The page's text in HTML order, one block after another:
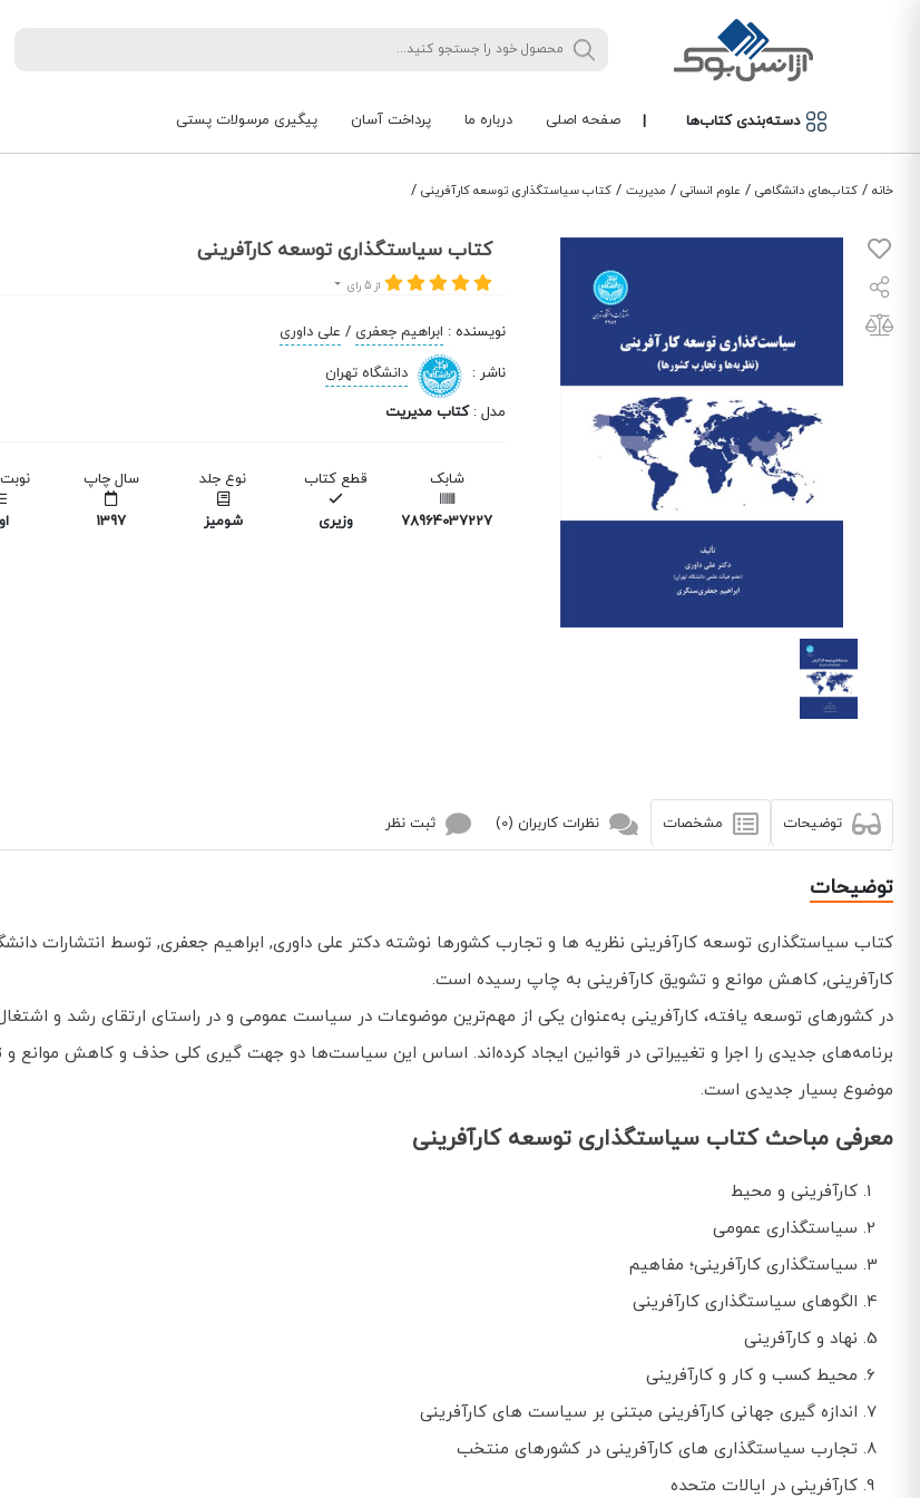
دسته‌بندی کتاب‌ها | صفحه اصلی درباره ما پرداخت آسان پیگیری مرسولات پستی
خانه / کتاب‌های دانشگاهی / علوم انسانی / مدیریت / کتاب سیاستگذاری توسعه کارآفرینی /
کتاب سیاستگذاری توسعه کارآفرینی
از 5 رای
نویسنده : ابراهیم جعفری / علی داوری
ناشر :
دانشگاه تهران
مدل :کتاب مدیریت
شابک
9789640372272
قطع کتاب
وزیری
نوع جلد
شومیز
سال چاپ
1397
توضیحات مشخصات نظرات کاربران (0) ثبت نظر
توضیحات
کتاب سیاستگذاری توسعه کارآفرینی نظریه ها و تجارب کشورها نوشته دکتر علی داوری, ابراهیم جعفری, توسط انتشارات
کارآفرینی, كاهش موانع و تشویق كارآفرینی به چاپ رسیده است.
در کشورهای توسعه یافته، کارآفرینی به‌عنوان یکی از مهم‌ترین موضوعات در سیاست عمومی و در راستای ارتقای رشد و
برنامه‌های جدیدی را اجرا و تغییراتی در قوانین ایجاد کرده‌اند. اساس این سیاست‌ها دو جهت گیری كلی حذف و كاهش
موضوع بسیار جدیدی است.
معرفی مباحث کتاب سیاستگذاری توسعه کارآفرینی
کارآفرینی و محیط
سیاستگذاری عمومی
سیاستگذاری کارآفرینی؛ مفاهیم
الگوهای سیاستگذاری کارآفرینی
نهاد و کارآفرینی
محیط کسب و کار و کارآفرینی
اندازه گیری جهانی کارآفرینی مبتنی بر سیاست های کارآفرینی
تجارب سیاستگذاری های کارآفرینی در کشورهای منتخب
کارآفرینی در ایالات متحده